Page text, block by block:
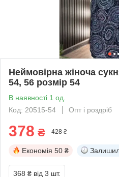
Неймовірна жіноча
54, 56 розмір 54
В наявності 1 од.
Код: 20515-54
Опт і роздріб
378 ₴ 428 ₴
Економія 50 ₴
368 ₴ від 3 шт.